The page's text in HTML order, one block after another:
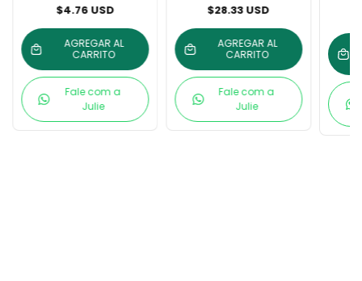
$4.76 USD
AGREGAR AL
CARRITO
Fale com a
Julie
$28.33 USD
AGREGAR AL
CARRITO
Fale com a
Julie